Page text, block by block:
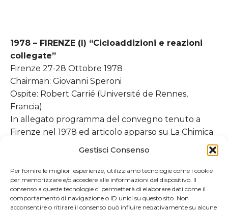
Gestisci Consenso
Per fornire le migliori esperienze, utilizziamo tecnologie come i cookie
per memorizzare e/o accedere alle informazioni del dispositivo. Il
consenso a queste tecnologie ci permetterà di elaborare dati come il
comportamento di navigazione o ID unici su questo sito. Non
acconsentire o ritirare il consenso può influire negativamente su alcune
1978 – FIRENZE (I) “Cicloaddizioni e reazioni
collegate”
Firenze 27-28 Ottobre 1978
Chairman: Giovanni Speroni
Ospite: Robert Carrié (Université de Rennes,
Francia)
In allegato programma del convegno tenuto a
Firenze nel 1978 ed articolo apparso su La Chimica
ChimicaIndustria1978